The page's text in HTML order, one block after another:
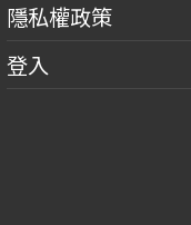
隱私權政策
登入